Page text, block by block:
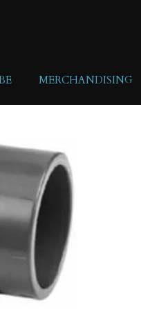
MERCHANDISING